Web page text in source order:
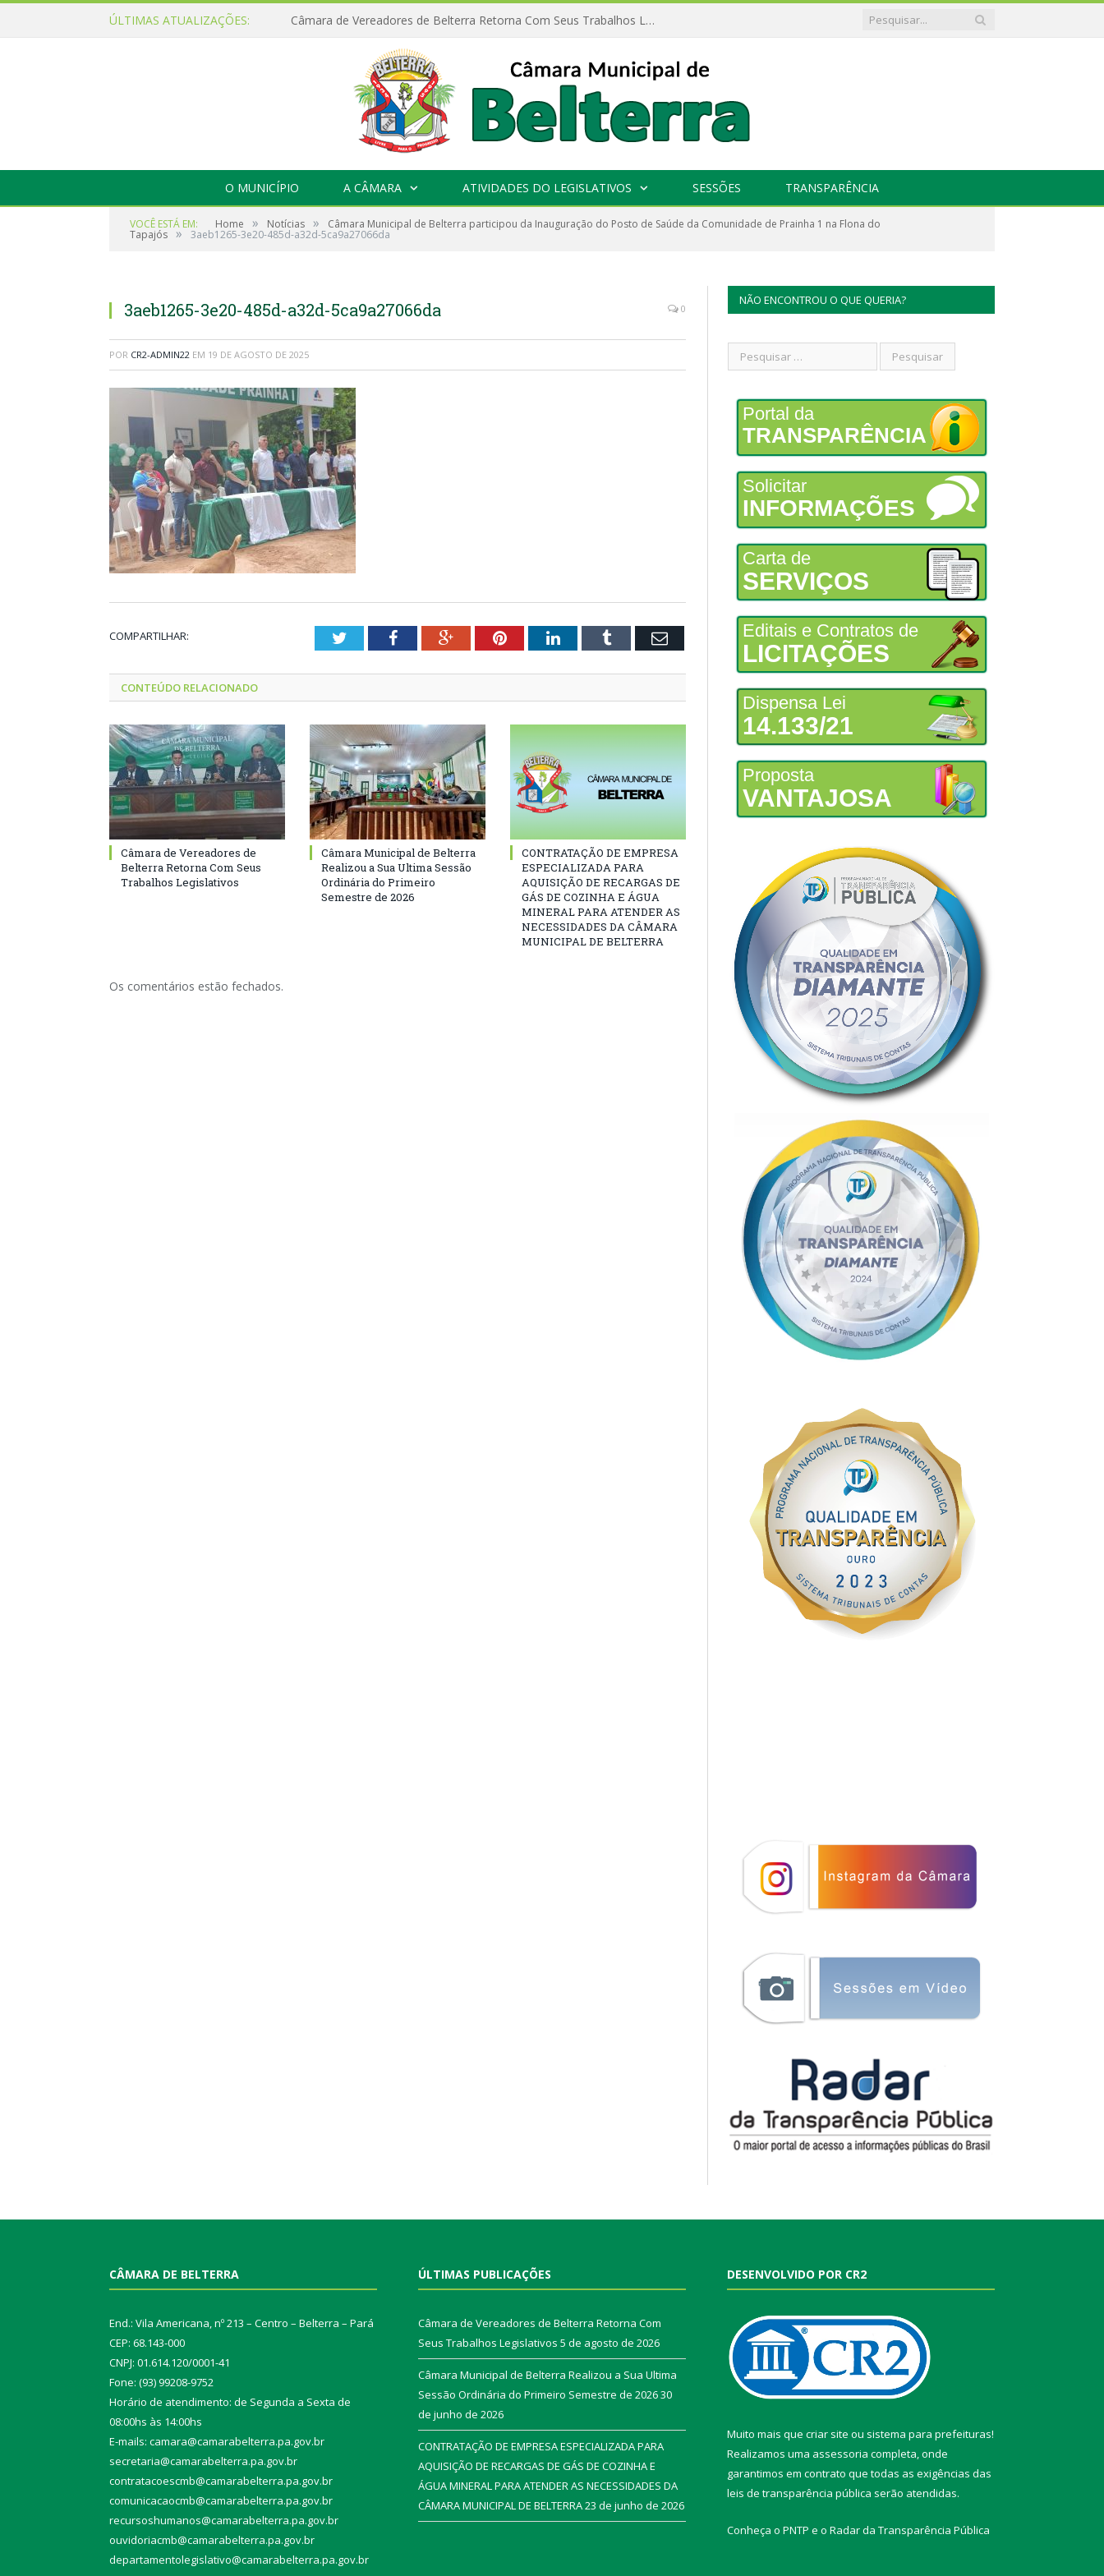
ÚLTIMAS ATUALIZAÇÕES: Câmara de Vereadores de Belterra Retorna Com Seus Trabalhos Legislativos
O MUNICÍPIO A CÂMARA ATIVIDADES DO LEGISLATIVOS SESSÕES TRANSPARÊNCIA
VOCÊ ESTÁ EM: Home » Notícias » Câmara Municipal de Belterra participou da Inauguração do Posto de Saúde da Comunidade de Prainha 1 na Flona do
Tapajós » 3aeb1265-3e20-485d-a32d-5ca9a27066da
3aeb1265-3e20-485d-a32d-5ca9a27066da 0
POR CR2-ADMIN22 EM 19 DE AGOSTO DE 2025
COMPARTILHAR: TwitterFacebookGoogle+PinterestLinkedInTumblr Email
CONTEÚDO RELACIONADO
Câmara de Vereadores de
Belterra Retorna Com Seus
Trabalhos Legislativos
Câmara Municipal de Belterra
Realizou a Sua Ultima Sessão
Ordinária do Primeiro
Semestre de 2026
CONTRATAÇÃO DE EMPRESA
ESPECIALIZADA PARA
AQUISIÇÃO DE RECARGAS DE
GÁS DE COZINHA E ÁGUA
MINERAL PARA ATENDER AS
NECESSIDADES DA CÂMARA
MUNICIPAL DE BELTERRA
Os comentários estão fechados.
NÃO ENCONTROU O QUE QUERIA?
Portal da
TRANSPARÊNCIA
Solicitar
INFORMAÇÕES
Carta de
SERVIÇOS
Editais e Contratos de
LICITAÇÕES
Dispensa Lei
14.133/21
Proposta
VANTAJOSA
CÂMARA DE BELTERRA
End.: Vila Americana, nº 213 – Centro – Belterra – Pará
CEP: 68.143-000
CNPJ: 01.614.120/0001-41
Fone: (93) 99208-9752
Horário de atendimento: de Segunda a Sexta de
08:00hs às 14:00hs
E-mails: camara@camarabelterra.pa.gov.br
secretaria@camarabelterra.pa.gov.br
contratacoescmb@camarabelterra.pa.gov.br
comunicacaocmb@camarabelterra.pa.gov.br
recursoshumanos@camarabelterra.pa.gov.br
ouvidoriacmb@camarabelterra.pa.gov.br
departamentolegislativo@camarabelterra.pa.gov.br
ÚLTIMAS PUBLICAÇÕES
Câmara de Vereadores de Belterra Retorna Com
Seus Trabalhos Legislativos 5 de agosto de 2026
Câmara Municipal de Belterra Realizou a Sua Ultima
Sessão Ordinária do Primeiro Semestre de 202630
de junho de 2026
CONTRATAÇÃO DE EMPRESA ESPECIALIZADA PARA
AQUISIÇÃO DE RECARGAS DE GÁS DE COZINHA E
ÁGUA MINERAL PARA ATENDER AS NECESSIDADES DA
CÂMARA MUNICIPAL DE BELTERRA23 de junho de 2026
DESENVOLVIDO POR CR2
Muito mais que criar site ou sistema para prefeituras!
Realizamos uma assessoria completa, onde
garantimos em contrato que todas as exigências das
leis de transparência pública serão atendidas.
Conheça o PNTP e o Radar da Transparência Pública